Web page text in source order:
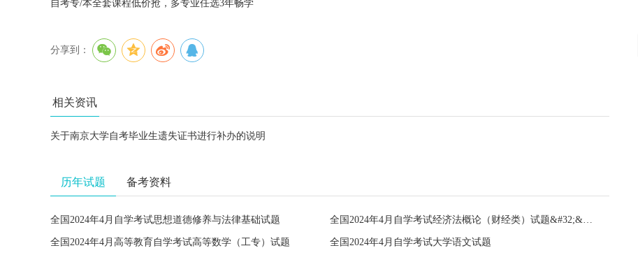
自考专/本全套课程低价抢，多专业任选3年畅学
分享到：
相关资讯
关于南京大学自考毕业生遗失证书进行补办的说明
历年试题 备考资料
全国2024年4月自学考试思想道德修养与法律基础试题 全国2024年4月自学考试经济法概论（财经类）试题&#32;&#32;
全国2024年4月高等教育自学考试高等数学（工专）试题 全国2024年4月自学考试大学语文试题